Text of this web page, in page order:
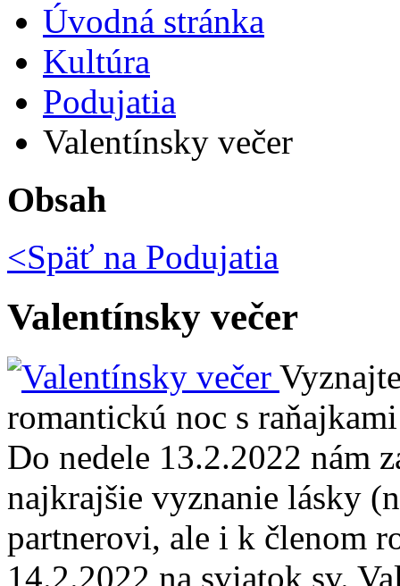
Úvodná stránka
Kultúra
Podujatia
Valentínsky večer
Obsah
<Späť na Podujatia
Valentínsky večer
romantickú noc s
Do nedele 13.2.2022 nám
najkrajšie vyznanie lásky
partnerovi, ale i k členom
14.2.2022 na sviatok sv.